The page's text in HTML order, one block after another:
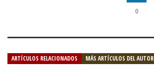
0
ARTÍCULOS RELACIONADOS MÁS ARTÍCULOS DEL AUTOR